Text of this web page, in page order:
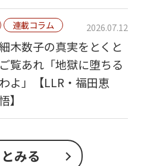
連載コラム 2026.07.12
木数子の真実をとくと
ご覧あれ「地獄に堕ちる
わよ」【LLR・福田恵
】
みる